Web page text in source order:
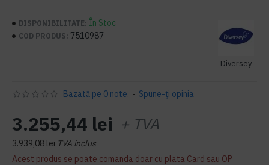
DISPONIBILITATE: În Stoc
COD PRODUS: 7510987
Diversey
Bazată pe 0 note. - Spune-ţi opinia
3.255,44 lei + TVA
3.939,08 lei TVA inclus
Acest produs se poate comanda doar cu plata Card sau OP